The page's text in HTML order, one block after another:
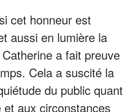
cet honneur est
aussi en lumière la
a fait preuve
Cela a suscité la
du public quant
aux circonstances